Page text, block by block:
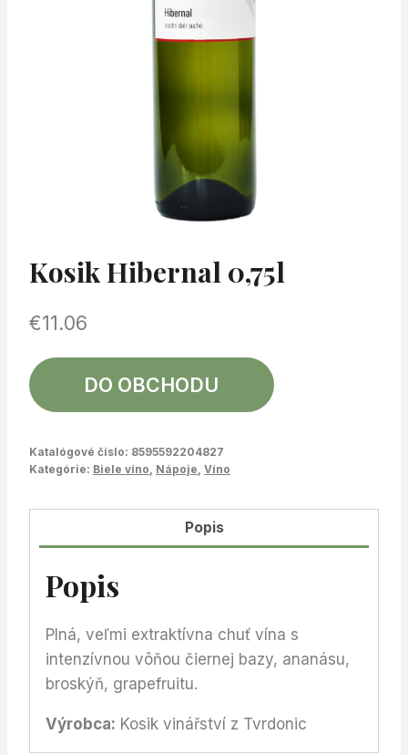
Kosik Hibernal 0,75l
€11.06
DO OBCHODU
Katalógové číslo: 8595592204827
Kategórie: Biele víno, Nápoje, Víno
Popis
Popis
Plná, veľmi extraktívna chuť vína s
intenzívnou vôňou čiernej bazy, ananásu,
broskýň, grapefruitu.
Výrobca: Kosik vinářství z Tvrdonic